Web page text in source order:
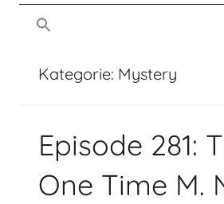
man
sehen
Podcast
mussmansehen.de
Kategorie: Mystery
Episode 281:
One Time M.